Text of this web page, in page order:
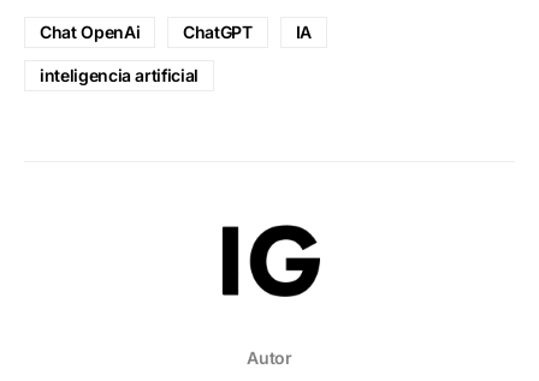
Chat OpenAi ChatGPT IA
inteligencia artificial
Autor